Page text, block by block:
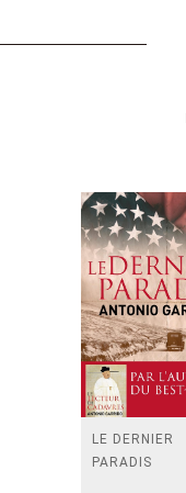
LE DERNIER
PARADIS